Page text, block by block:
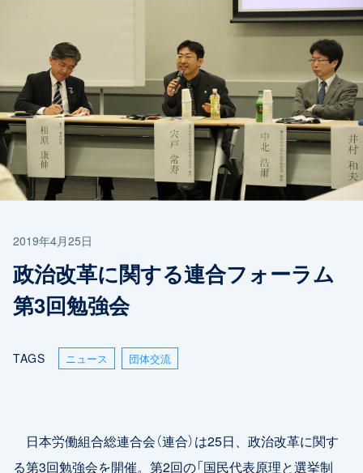
2019年4月25日
政治改革に関する連合フォーラム
第3回勉強会
TAGS ニュース 団体交流
日本労働組合総連合会（連合）は25日、政治改革に関す
る第3回勉強会を開催。第2回の「国民代表原理と選挙制